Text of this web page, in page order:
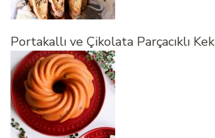
Portakallı ve Çikolata Parçacıklı Kek